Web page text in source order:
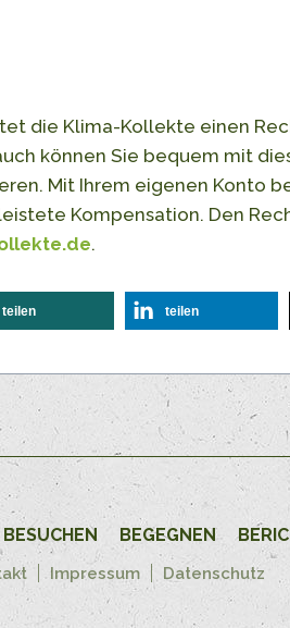
die Klima-Kollekte einen
können Sie bequem mit
Mit Ihrem eigenen Konto
Kompensation. Den
.
teilen teilen
BESUCHEN BEGEGNEN
Impressum Datenschutz